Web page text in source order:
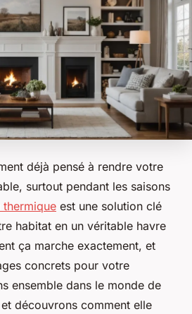
déjà pensé à rendre votre
surtout pendant les saisons
thermique est une solution clé
habitat en un véritable havre
ça marche exactement, et
concrets pour votre
ensemble dans le monde de
découvrons comment elle